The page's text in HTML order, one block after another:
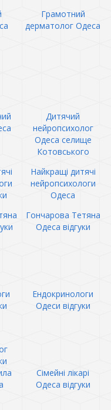
Грамотний
дерматолог Одеса
Дитячий
нейропсихолог
Одеса селище
Котовського
Найкращі дитячі
нейропсихологи
Одеса
Гончарова Тетяна
Одеса відгуки
Ендокринологи
Одеси відгуки
Сімейні лікарі
Одеса відгуки